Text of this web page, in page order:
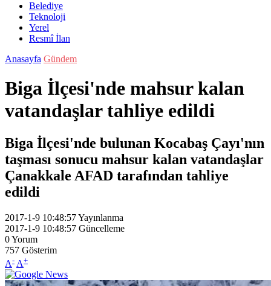
Belediye
Teknoloji
Yerel
Resmî İlan
Anasayfa Gündem
Biga İlçesi'nde mahsur kalan
vatandaşlar tahliye edildi
Biga İlçesi'nde bulunan Kocabaş Çayı'nın
taşması sonucu mahsur kalan vatandaşlar
Çanakkale AFAD tarafından tahliye
edildi
2017-1-9 10:48:57Yayınlanma
2017-1-9 10:48:57 Güncelleme
0Yorum
757 Gösterim
A- A+